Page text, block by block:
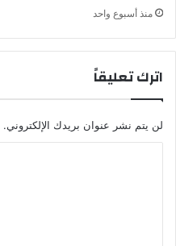
ي
ي
ر
ي
م
ر
و
منذ أسبوع واحد
اترك تعليقاً
لن يتم نشر عنوان بريدك الإلكتروني.